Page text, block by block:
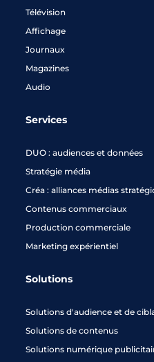
Télévision
Affichage
Journaux
Magazines
Audio
Services
DUO : audiences et données
Stratégie média
Créa : alliances médias
Contenus commerciaux
Production commerciale
Marketing expérientiel
Solutions
Solutions d'audience et de
Solutions de contenus
Solutions numérique